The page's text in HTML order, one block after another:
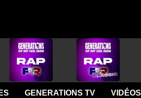
GENERATIONS TV VIDÉOS